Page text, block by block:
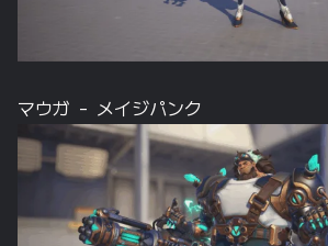
マウガ – メイジパンク